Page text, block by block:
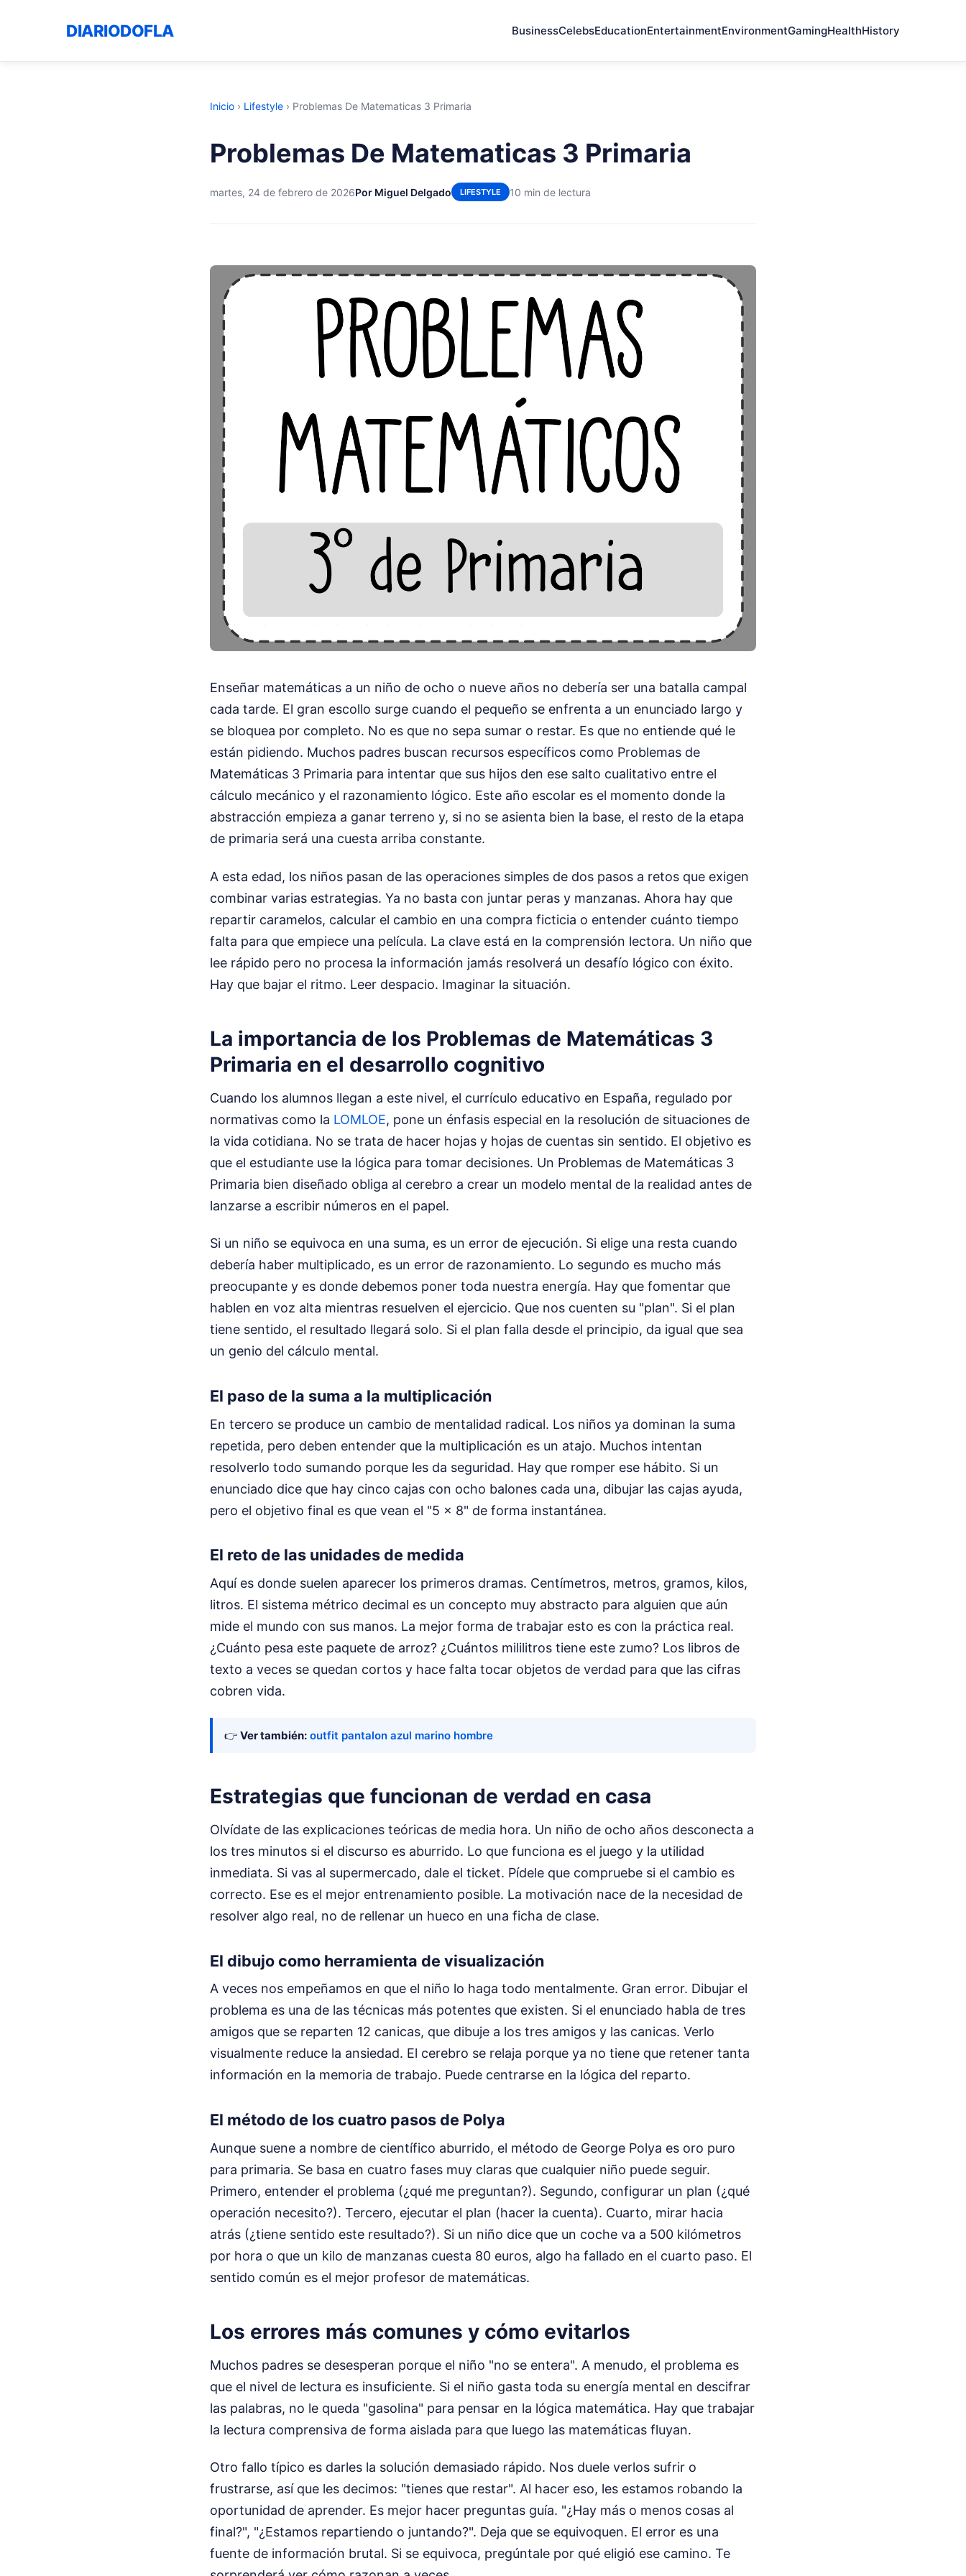
DIARIODOFLA BusinessCelebsEducationEntertainmentEnvironmentGamingHealthHistory
Inicio › Lifestyle › Problemas De Matematicas 3 Primaria
Problemas De Matematicas 3 Primaria
martes, 24 de febrero de 2026Por Miguel Delgado LIFESTYLE 10 min de lectura
Enseñar matemáticas a un niño de ocho o nueve años no debería ser una batalla campal
cada tarde. El gran escollo surge cuando el pequeño se enfrenta a un enunciado largo y
se bloquea por completo. No es que no sepa sumar o restar. Es que no entiende qué le
están pidiendo. Muchos padres buscan recursos específicos como Problemas de
Matemáticas 3 Primaria para intentar que sus hijos den ese salto cualitativo entre el
cálculo mecánico y el razonamiento lógico. Este año escolar es el momento donde la
abstracción empieza a ganar terreno y, si no se asienta bien la base, el resto de la etapa
de primaria será una cuesta arriba constante.
A esta edad, los niños pasan de las operaciones simples de dos pasos a retos que exigen
combinar varias estrategias. Ya no basta con juntar peras y manzanas. Ahora hay que
repartir caramelos, calcular el cambio en una compra ficticia o entender cuánto tiempo
falta para que empiece una película. La clave está en la comprensión lectora. Un niño que
lee rápido pero no procesa la información jamás resolverá un desafío lógico con éxito.
Hay que bajar el ritmo. Leer despacio. Imaginar la situación.
La importancia de los Problemas de Matemáticas 3
Primaria en el desarrollo cognitivo
Cuando los alumnos llegan a este nivel, el currículo educativo en España, regulado por
normativas como la LOMLOE, pone un énfasis especial en la resolución de situaciones de
la vida cotidiana. No se trata de hacer hojas y hojas de cuentas sin sentido. El objetivo es
que el estudiante use la lógica para tomar decisiones. Un Problemas de Matemáticas 3
Primaria bien diseñado obliga al cerebro a crear un modelo mental de la realidad antes de
lanzarse a escribir números en el papel.
Si un niño se equivoca en una suma, es un error de ejecución. Si elige una resta cuando
debería haber multiplicado, es un error de razonamiento. Lo segundo es mucho más
preocupante y es donde debemos poner toda nuestra energía. Hay que fomentar que
hablen en voz alta mientras resuelven el ejercicio. Que nos cuenten su "plan". Si el plan
tiene sentido, el resultado llegará solo. Si el plan falla desde el principio, da igual que sea
un genio del cálculo mental.
El paso de la suma a la multiplicación
En tercero se produce un cambio de mentalidad radical. Los niños ya dominan la suma
repetida, pero deben entender que la multiplicación es un atajo. Muchos intentan
resolverlo todo sumando porque les da seguridad. Hay que romper ese hábito. Si un
enunciado dice que hay cinco cajas con ocho balones cada una, dibujar las cajas ayuda,
pero el objetivo final es que vean el "5 x 8" de forma instantánea.
El reto de las unidades de medida
Aquí es donde suelen aparecer los primeros dramas. Centímetros, metros, gramos, kilos,
litros. El sistema métrico decimal es un concepto muy abstracto para alguien que aún
mide el mundo con sus manos. La mejor forma de trabajar esto es con la práctica real.
¿Cuánto pesa este paquete de arroz? ¿Cuántos mililitros tiene este zumo? Los libros de
texto a veces se quedan cortos y hace falta tocar objetos de verdad para que las cifras
cobren vida.
👉 Ver también: outfit pantalon azul marino hombre
Estrategias que funcionan de verdad en casa
Olvídate de las explicaciones teóricas de media hora. Un niño de ocho años desconecta a
los tres minutos si el discurso es aburrido. Lo que funciona es el juego y la utilidad
inmediata. Si vas al supermercado, dale el ticket. Pídele que compruebe si el cambio es
correcto. Ese es el mejor entrenamiento posible. La motivación nace de la necesidad de
resolver algo real, no de rellenar un hueco en una ficha de clase.
El dibujo como herramienta de visualización
A veces nos empeñamos en que el niño lo haga todo mentalmente. Gran error. Dibujar el
problema es una de las técnicas más potentes que existen. Si el enunciado habla de tres
amigos que se reparten 12 canicas, que dibuje a los tres amigos y las canicas. Verlo
visualmente reduce la ansiedad. El cerebro se relaja porque ya no tiene que retener tanta
información en la memoria de trabajo. Puede centrarse en la lógica del reparto.
El método de los cuatro pasos de Polya
Aunque suene a nombre de científico aburrido, el método de George Polya es oro puro
para primaria. Se basa en cuatro fases muy claras que cualquier niño puede seguir.
Primero, entender el problema (¿qué me preguntan?). Segundo, configurar un plan (¿qué
operación necesito?). Tercero, ejecutar el plan (hacer la cuenta). Cuarto, mirar hacia
atrás (¿tiene sentido este resultado?). Si un niño dice que un coche va a 500 kilómetros
por hora o que un kilo de manzanas cuesta 80 euros, algo ha fallado en el cuarto paso. El
sentido común es el mejor profesor de matemáticas.
Los errores más comunes y cómo evitarlos
Muchos padres se desesperan porque el niño "no se entera". A menudo, el problema es
que el nivel de lectura es insuficiente. Si el niño gasta toda su energía mental en descifrar
las palabras, no le queda "gasolina" para pensar en la lógica matemática. Hay que trabajar
la lectura comprensiva de forma aislada para que luego las matemáticas fluyan.
Otro fallo típico es darles la solución demasiado rápido. Nos duele verlos sufrir o
frustrarse, así que les decimos: "tienes que restar". Al hacer eso, les estamos robando la
oportunidad de aprender. Es mejor hacer preguntas guía. "¿Hay más o menos cosas al
final?", "¿Estamos repartiendo o juntando?". Deja que se equivoquen. El error es una
fuente de información brutal. Si se equivoca, pregúntale por qué eligió ese camino. Te